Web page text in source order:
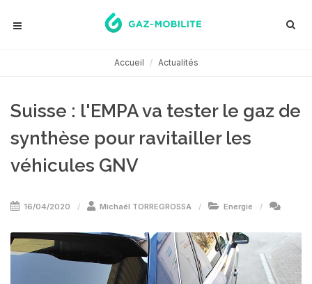
Accueil Actualités
Suisse : l'EMPA va tester le gaz de
synthèse pour ravitailler les
véhicules GNV
16/04/2020 Michaël TORREGROSSA Energie